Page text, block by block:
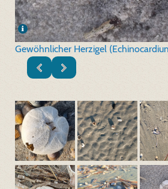
Gewöhnlicher Herzigel